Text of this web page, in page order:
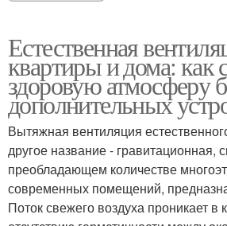
Естественная
квартиры и дома: как
здоровую атмосферу
дополнительных
Вытяжная вентиляция
другое название - гравитационная,
преобладающем количестве
современных помещений,
Поток свежего воздуха проникает в